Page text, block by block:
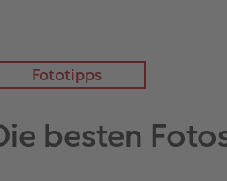
Fototipps
besten